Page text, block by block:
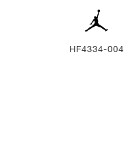
HF4334-004